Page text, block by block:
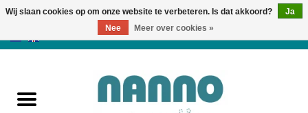
Producten
Wij slaan cookies op om onze website te verbeteren. Is dat akkoord?
Ja
Nee
Meer over cookies »